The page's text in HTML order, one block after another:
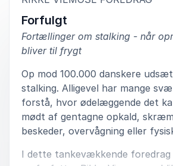
Forfulgt
Fortællinger om stalking - når
bliver til frygt
Op mod 100.000 danskere
stalking. Alligevel har mange
forstå, hvor ødelæggende det
mødt af gentagne opkald,
beskeder, overvågning eller
I dette tankevækkende